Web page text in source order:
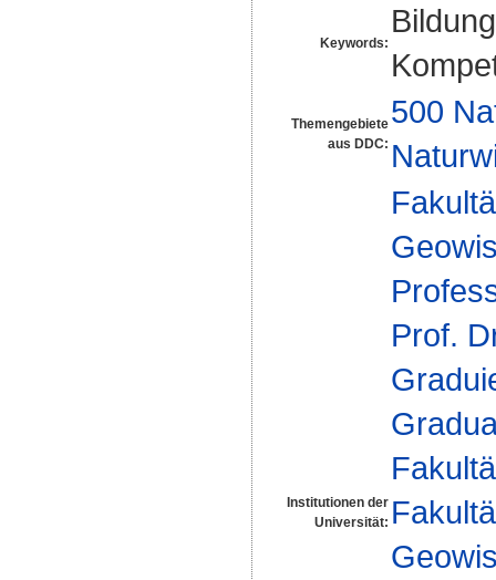
Keywords:
Themengebiete
aus DDC:
500
Institutionen der
Universität:
Prof.